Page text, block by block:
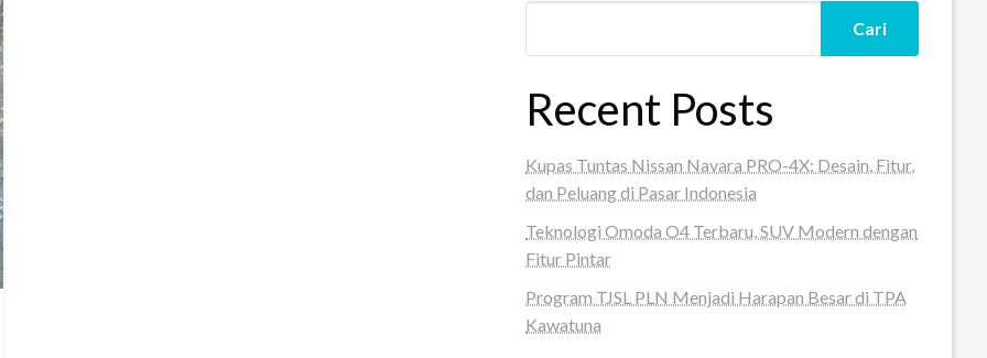
Cari
Recent Posts
Kupas Tuntas Nissan Navara PRO-4X: Desain, Fitur,
dan Peluang di Pasar Indonesia
Teknologi Omoda O4 Terbaru, SUV Modern dengan
Fitur Pintar
Program TJSL PLN Menjadi Harapan Besar di TPA
Kawatuna